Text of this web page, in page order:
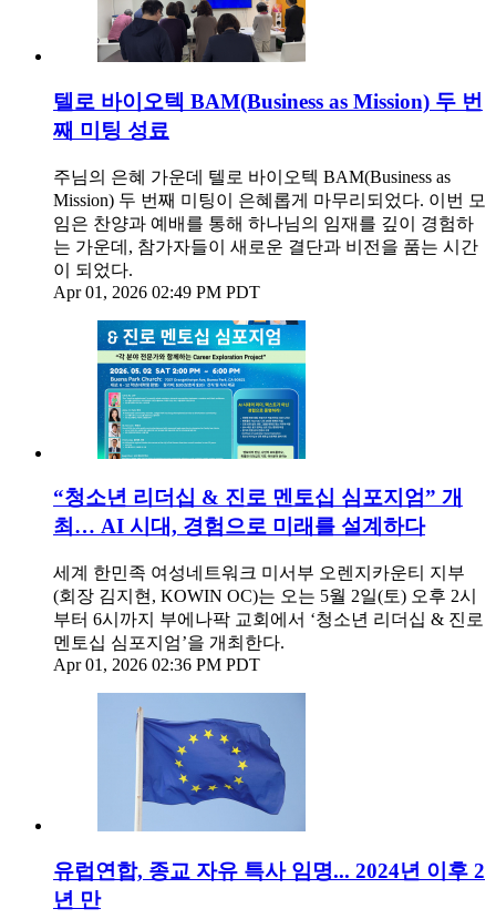
텔로 바이오텍 BAM(Business as Mission) 두 번
째 미팅 성료
주님의 은혜 가운데 텔로 바이오텍 BAM(Business as
Mission) 두 번째 미팅이 은혜롭게 마무리되었다. 이번 모
임은 찬양과 예배를 통해 하나님의 임재를 깊이 경험하
는 가운데, 참가자들이 새로운 결단과 비전을 품는 시간
이 되었다.
Apr 01, 2026 02:49 PM PDT
“청소년 리더십 & 진로 멘토십 심포지엄” 개
최… AI 시대, 경험으로 미래를 설계하다
세계 한민족 여성네트워크 미서부 오렌지카운티 지부
(회장 김지현, KOWIN OC)는 오는 5월 2일(토) 오후 2시
부터 6시까지 부에나팍 교회에서 ‘청소년 리더십 & 진로
멘토십 심포지엄’을 개최한다.
Apr 01, 2026 02:36 PM PDT
유럽연합, 종교 자유 특사 임명... 2024년 이후 2
년 만